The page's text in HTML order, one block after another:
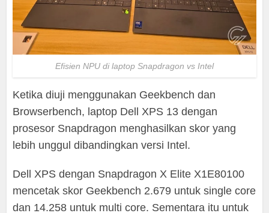
Efisien NPU di laptop Snapdragon vs Intel
Ketika diuji menggunakan Geekbench dan
Browserbench, laptop Dell XPS 13 dengan
prosesor Snapdragon menghasilkan skor yang
lebih unggul dibandingkan versi Intel.
Dell XPS dengan Snapdragon X Elite X1E80100
mencetak skor Geekbench 2.679 untuk single core
dan 14.258 untuk multi core. Sementara itu untuk